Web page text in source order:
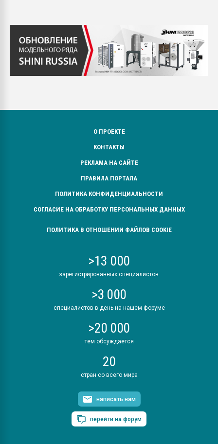
О ПРОЕКТЕ
КОНТАКТЫ
РЕКЛАМА НА САЙТЕ
ПРАВИЛА ПОРТАЛА
ПОЛИТИКА КОНФИДЕНЦИАЛЬНОСТИ
СОГЛАСИЕ НА ОБРАБОТКУ ПЕРСОНАЛЬНЫХ ДАННЫХ
ПОЛИТИКА В ОТНОШЕНИИ ФАЙЛОВ COOKIE
>13 000
зарегистрированных специалистов
>3 000
специалистов в день на нашем форуме
>20 000
тем обсуждается
20
стран со всего мира
написать нам
перейти на форум